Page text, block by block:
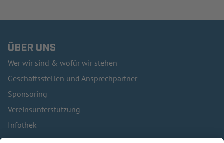
ÜBER UNS
Wer wir sind & wofür wir stehen
Geschäftsstellen und Ansprechpartner
Sponsoring
Vereinsunterstützung
Infothek
Kontakt